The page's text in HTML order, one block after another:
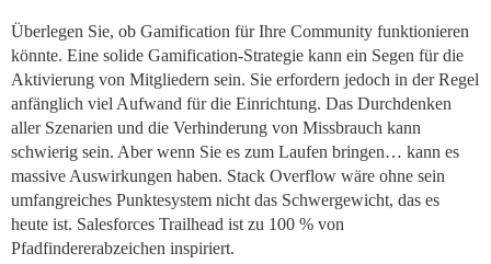
Überlegen Sie, ob Gamification für Ihre Community funktionieren
könnte. Eine solide Gamification-Strategie kann ein Segen für die
Aktivierung von Mitgliedern sein. Sie erfordern jedoch in der Regel
anfänglich viel Aufwand für die Einrichtung. Das Durchdenken
aller Szenarien und die Verhinderung von Missbrauch kann
schwierig sein. Aber wenn Sie es zum Laufen bringen… kann es
massive Auswirkungen haben. Stack Overflow wäre ohne sein
umfangreiches Punktesystem nicht das Schwergewicht, das es
heute ist. Salesforces Trailhead ist zu 100 % von
Pfadfindererabzeichen inspiriert.